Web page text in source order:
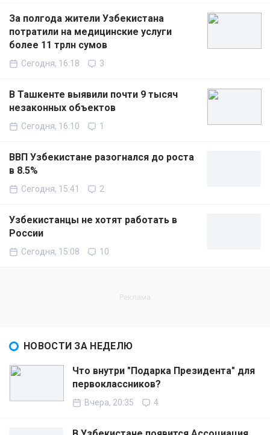
За полгода жители Узбекистана
потратили на медицинские услуги
более 11 трлн сумов
Сегодня, 16:18 3
В Ташкенте выявили почти 9 тысяч
незаконных объектов
Сегодня, 16:10 1
ВВП Узбекистане разогнался до роста
в 8.5%
Сегодня, 15:41 2
Узбекистанцы не хотят работать в
России
Сегодня, 15:08 10
НОВОСТИ ЗА НЕДЕЛЮ
Что внутри "Подарка Президента" для
первоклассников?
Вчера, 20:35 4